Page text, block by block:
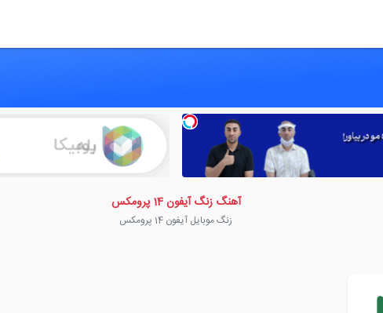
آهنگ زنگ آیفون 14 پرومکس
زنگ موبایل آیفون 14 پرومکس